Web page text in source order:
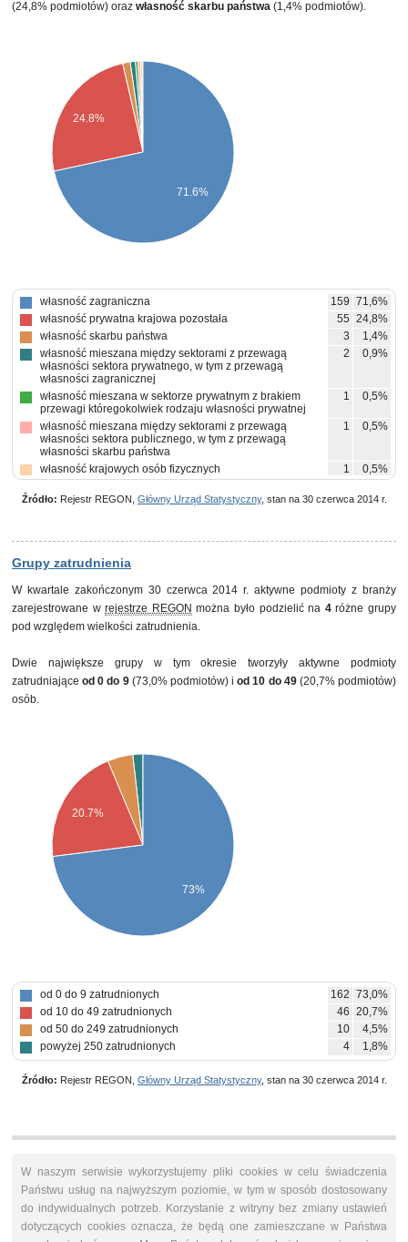
(24,8% podmiotów) oraz własność skarbu państwa (1,4% podmiotów).
24.8%
71.6%
własność zagraniczna 159 71,6%
własność prywatna krajowa pozostała
55 24,8%
własność skarbu państwa
3
1,4%
własność mieszana między sektorami z przewagą
własności sektora prywatnego, w tym z przewagą
własności zagranicznej
2 0,9%
własność mieszana w sektorze prywatnym z brakiem
przewagi któregokolwiek rodzaju własności prywatnej
1 0,5%
własność mieszana między sektorami z przewagą
własności sektora publicznego, w tym z przewagą
własności skarbu państwa
1 0,5%
własność krajowych osób fizycznych 1 0,5%
Źródło: Rejestr REGON, Główny Urząd Statystyczny, stan na 30 czerwca 2014 r.
Grupy zatrudnienia
W kwartale zakończonym 30 czerwca 2014 r. aktywne podmioty z branży
zarejestrowane wrejestrze REGON można było podzielić na 4różne grupy
pod względem wielkości zatrudnienia.
Dwie największe grupy w tym okresie tworzyły aktywne podmioty
zatrudniająceod 0 do 9 (73,0% podmiotów) iod 10 do 49 (20,7% podmiotów)
osób.
20.7%
73%
od 0 do 9 zatrudnionych 162 73,0%
od 10 do 49 zatrudnionych
46 20,7%
od 50 do 249 zatrudnionych
10
4,5%
powyżej 250 zatrudnionych
4 1,8%
Źródło: Rejestr REGON, Główny Urząd Statystyczny, stan na 30 czerwca 2014 r.
W naszym serwisie wykorzystujemy pliki cookies w celu świadczenia
Państwu usług na najwyższym poziomie, w tym w sposób dostosowany
do indywidualnych potrzeb. Korzystanie z witryny bez zmiany ustawień
dotyczących cookies oznacza, że będą one zamieszczane w Państwa